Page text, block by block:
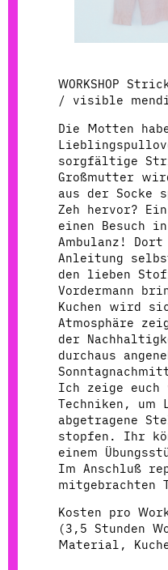
WORKSHOP
/ visible
Die Motten
sorgfältige
Großmutter
aus der Socke
Zeh hervor?
einen Besuch
Ambulanz!
Anleitung
den lieben
Vordermann
Kuchen wird
Atmosphäre
der
durchaus
Ich zeige euch
Techniken, um
abgetragene
stopfen. Ihr
einem
Im Anschluß
mitgebrachten
Kosten pro
(3,5 Stunden
Material,